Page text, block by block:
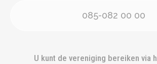
085-082 00 00
U kunt de vereniging bereiken via